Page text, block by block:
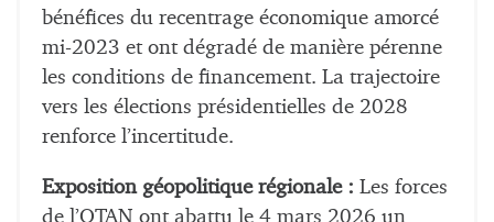
bénéfices du recentrage économique amorcé
mi-2023 et ont dégradé de manière pérenne
les conditions de financement. La trajectoire
vers les élections présidentielles de 2028
renforce l’incertitude.
Exposition géopolitique régionale : Les forces
de l’OTAN ont abattu le 4 mars 2026 un